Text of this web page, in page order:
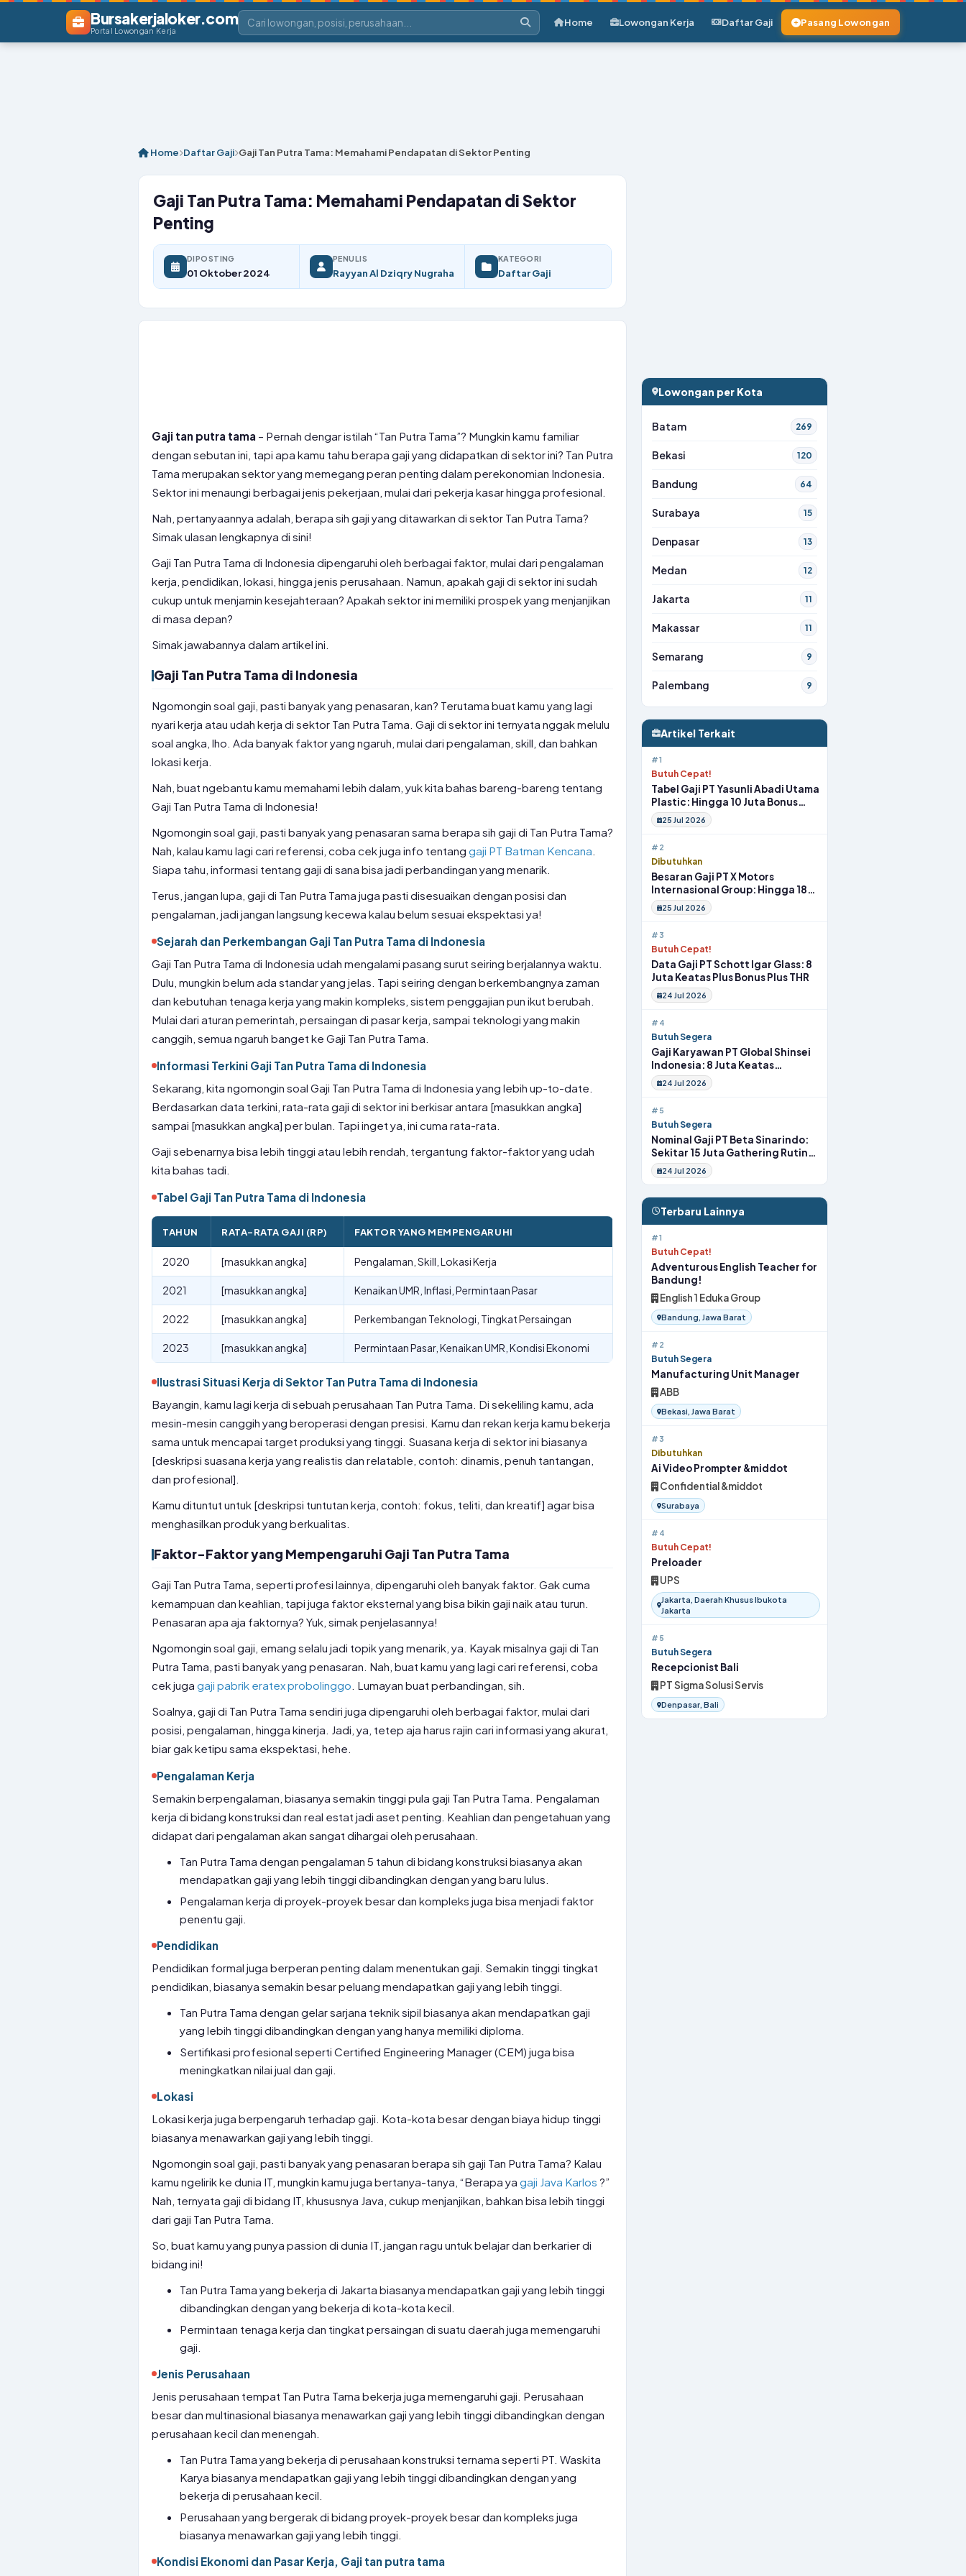
Bursakerjaloker.com
Portal Lowongan Kerja
Home Lowongan Kerja Daftar Gaji Pasang Lowongan
Home Daftar Gaji Gaji Tan Putra Tama: Memahami Pendapatan di Sektor Penting
Gaji Tan Putra Tama: Memahami Pendapatan di Sektor
Penting
DIPOSTING
01 Oktober 2024
PENULIS
Rayyan Al Dziqry Nugraha
KATEGORI
Daftar Gaji
Gaji tan putra tama – Pernah dengar istilah “Tan Putra Tama”? Mungkin kamu familiar
dengan sebutan ini, tapi apa kamu tahu berapa gaji yang didapatkan di sektor ini? Tan Putra
Tama merupakan sektor yang memegang peran penting dalam perekonomian Indonesia.
Sektor ini menaungi berbagai jenis pekerjaan, mulai dari pekerja kasar hingga profesional.
Nah, pertanyaannya adalah, berapa sih gaji yang ditawarkan di sektor Tan Putra Tama?
Simak ulasan lengkapnya di sini!
Gaji Tan Putra Tama di Indonesia dipengaruhi oleh berbagai faktor, mulai dari pengalaman
kerja, pendidikan, lokasi, hingga jenis perusahaan. Namun, apakah gaji di sektor ini sudah
cukup untuk menjamin kesejahteraan? Apakah sektor ini memiliki prospek yang menjanjikan
di masa depan?
Simak jawabannya dalam artikel ini.
Gaji Tan Putra Tama di Indonesia
Ngomongin soal gaji, pasti banyak yang penasaran, kan? Terutama buat kamu yang lagi
nyari kerja atau udah kerja di sektor Tan Putra Tama. Gaji di sektor ini ternyata nggak melulu
soal angka, lho. Ada banyak faktor yang ngaruh, mulai dari pengalaman, skill, dan bahkan
lokasi kerja.
Nah, buat ngebantu kamu memahami lebih dalam, yuk kita bahas bareng-bareng tentang
Gaji Tan Putra Tama di Indonesia!
Ngomongin soal gaji, pasti banyak yang penasaran sama berapa sih gaji di Tan Putra Tama?
Nah, kalau kamu lagi cari referensi, coba cek juga info tentang gaji PT Batman Kencana
Siapa tahu, informasi tentang gaji di sana bisa jadi perbandingan yang menarik.
Terus, jangan lupa, gaji di Tan Putra Tama juga pasti disesuaikan dengan posisi dan
pengalaman, jadi jangan langsung kecewa kalau belum sesuai ekspektasi ya!
Sejarah dan Perkembangan Gaji Tan Putra Tama di Indonesia
Gaji Tan Putra Tama di Indonesia udah mengalami pasang surut seiring berjalannya waktu.
Dulu, mungkin belum ada standar yang jelas. Tapi seiring dengan berkembangnya zaman
dan kebutuhan tenaga kerja yang makin kompleks, sistem penggajian pun ikut berubah.
Mulai dari aturan pemerintah, persaingan di pasar kerja, sampai teknologi yang makin
canggih, semua ngaruh banget ke Gaji Tan Putra Tama.
Informasi Terkini Gaji Tan Putra Tama di Indonesia
Sekarang, kita ngomongin soal Gaji Tan Putra Tama di Indonesia yang lebih up-to-date.
Berdasarkan data terkini, rata-rata gaji di sektor ini berkisar antara [masukkan angka]
sampai [masukkan angka] per bulan. Tapi inget ya, ini cuma rata-rata.
Gaji sebenarnya bisa lebih tinggi atau lebih rendah, tergantung faktor-faktor yang udah
kita bahas tadi.
Tabel Gaji Tan Putra Tama di Indonesia
TAHUN RATA-RATA GAJI (RP) FAKTOR YANG MEMPENGARUHI
2020 [masukkan angka] Pengalaman, Skill, Lokasi Kerja
2021 [masukkan angka] Kenaikan UMR, Inflasi, Permintaan Pasar
2022 [masukkan angka] Perkembangan Teknologi, Tingkat Persaingan
2023 [masukkan angka] Permintaan Pasar, Kenaikan UMR, Kondisi Ekonomi
Ilustrasi Situasi Kerja di Sektor Tan Putra Tama di Indonesia
Bayangin, kamu lagi kerja di sebuah perusahaan Tan Putra Tama. Di sekeliling kamu, ada
mesin-mesin canggih yang beroperasi dengan presisi. Kamu dan rekan kerja kamu bekerja
sama untuk mencapai target produksi yang tinggi. Suasana kerja di sektor ini biasanya
[deskripsi suasana kerja yang realistis dan relatable, contoh: dinamis, penuh tantangan,
dan profesional].
Kamu dituntut untuk [deskripsi tuntutan kerja, contoh: fokus, teliti, dan kreatif] agar bisa
menghasilkan produk yang berkualitas.
Faktor-Faktor yang Mempengaruhi Gaji Tan Putra Tama
Gaji Tan Putra Tama, seperti profesi lainnya, dipengaruhi oleh banyak faktor. Gak cuma
kemampuan dan keahlian, tapi juga faktor eksternal yang bisa bikin gaji naik atau turun.
Penasaran apa aja faktornya? Yuk, simak penjelasannya!
Ngomongin soal gaji, emang selalu jadi topik yang menarik, ya. Kayak misalnya gaji di Tan
Putra Tama, pasti banyak yang penasaran. Nah, buat kamu yang lagi cari referensi, coba
cek juga gaji pabrik eratex probolinggo . Lumayan buat perbandingan, sih.
Soalnya, gaji di Tan Putra Tama sendiri juga dipengaruhi oleh berbagai faktor, mulai dari
posisi, pengalaman, hingga kinerja. Jadi, ya, tetep aja harus rajin cari informasi yang akurat,
biar gak ketipu sama ekspektasi, hehe.
Pengalaman Kerja
Semakin berpengalaman, biasanya semakin tinggi pula gaji Tan Putra Tama. Pengalaman
kerja di bidang konstruksi dan real estat jadi aset penting. Keahlian dan pengetahuan yang
didapat dari pengalaman akan sangat dihargai oleh perusahaan.
Tan Putra Tama dengan pengalaman 5 tahun di bidang konstruksi biasanya akan
mendapatkan gaji yang lebih tinggi dibandingkan dengan yang baru lulus.
Pengalaman kerja di proyek-proyek besar dan kompleks juga bisa menjadi faktor
penentu gaji.
Pendidikan
Pendidikan formal juga berperan penting dalam menentukan gaji. Semakin tinggi tingkat
pendidikan, biasanya semakin besar peluang mendapatkan gaji yang lebih tinggi.
Tan Putra Tama dengan gelar sarjana teknik sipil biasanya akan mendapatkan gaji
yang lebih tinggi dibandingkan dengan yang hanya memiliki diploma.
Sertifikasi profesional seperti Certified Engineering Manager (CEM) juga bisa
meningkatkan nilai jual dan gaji.
Lokasi
Lokasi kerja juga berpengaruh terhadap gaji. Kota-kota besar dengan biaya hidup tinggi
biasanya menawarkan gaji yang lebih tinggi.
Ngomongin soal gaji, pasti banyak yang penasaran berapa sih gaji Tan Putra Tama? Kalau
kamu ngelirik ke dunia IT, mungkin kamu juga bertanya-tanya, “Berapa ya gaji Java Karlos ?”
Nah, ternyata gaji di bidang IT, khususnya Java, cukup menjanjikan, bahkan bisa lebih tinggi
dari gaji Tan Putra Tama.
So, buat kamu yang punya passion di dunia IT, jangan ragu untuk belajar dan berkarier di
bidang ini!
Tan Putra Tama yang bekerja di Jakarta biasanya mendapatkan gaji yang lebih tinggi
dibandingkan dengan yang bekerja di kota-kota kecil.
Permintaan tenaga kerja dan tingkat persaingan di suatu daerah juga memengaruhi
gaji.
Jenis Perusahaan
Jenis perusahaan tempat Tan Putra Tama bekerja juga memengaruhi gaji. Perusahaan
besar dan multinasional biasanya menawarkan gaji yang lebih tinggi dibandingkan dengan
perusahaan kecil dan menengah.
Tan Putra Tama yang bekerja di perusahaan konstruksi ternama seperti PT. Waskita
Karya biasanya mendapatkan gaji yang lebih tinggi dibandingkan dengan yang
bekerja di perusahaan kecil.
Perusahaan yang bergerak di bidang proyek-proyek besar dan kompleks juga
biasanya menawarkan gaji yang lebih tinggi.
Kondisi Ekonomi dan Pasar Kerja, Gaji tan putra tama
Lowongan per Kota
Batam 269
Bekasi 120
Bandung 64
Surabaya 15
Denpasar 13
Medan 12
Jakarta 11
Makassar 11
Semarang 9
Palembang 9
Artikel Terkait
#1
Butuh Cepat!
Tabel Gaji PT Yasunli Abadi Utama
Plastic: Hingga 10 Juta Bonus
Melimpah Lengkap Tunjangan
25 Jul 2026
#2
Dibutuhkan
Besaran Gaji PT X Motors
Internasional Group: Hingga 18
Juta Gym Membership Makan
Siang
25 Jul 2026
#3
Butuh Cepat!
Data Gaji PT Schott Igar Glass: 8
Juta Keatas Plus Bonus Plus THR
24 Jul 2026
#4
Butuh Segera
Gaji Karyawan PT Global Shinsei
Indonesia: 8 Juta Keatas
Tunjangan Komplit Uang
Transport
24 Jul 2026
#5
Butuh Segera
Nominal Gaji PT Beta Sinarindo:
Sekitar 15 Juta Gathering Rutin
Insentif Rutin
24 Jul 2026
Terbaru Lainnya
#1
Butuh Cepat!
Adventurous English Teacher for
Bandung!
English 1 Eduka Group
Bandung, Jawa Barat
#2
Butuh Segera
Manufacturing Unit Manager
ABB
Bekasi, Jawa Barat
#3
Dibutuhkan
Ai Video Prompter &middot
Confidential &middot
Surabaya
#4
Butuh Cepat!
Preloader
UPS
Jakarta, Daerah Khusus Ibukota
Jakarta
#5
Butuh Segera
Recepcionist Bali
PT Sigma Solusi Servis
Denpasar, Bali